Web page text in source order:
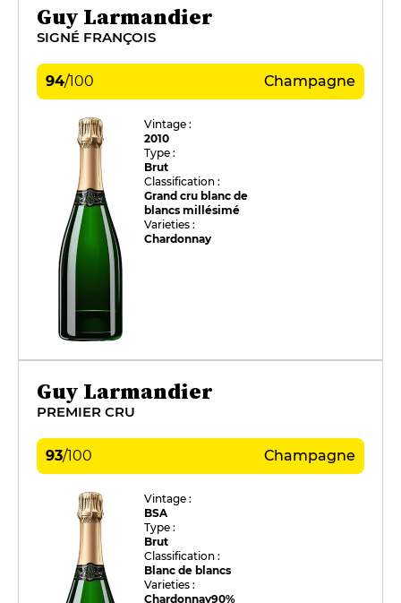
Guy Larmandier
SIGNÉ FRANÇOIS
94/100 Champagne
Vintage :
2010
Type :
Brut
Classification :
Grand cru blanc de
blancs millésimé
Varieties :
Chardonnay
Guy Larmandier
PREMIER CRU
93/100 Champagne
Vintage :
BSA
Type :
Brut
Classification :
Blanc de blancs
Varieties :
Chardonnay90%